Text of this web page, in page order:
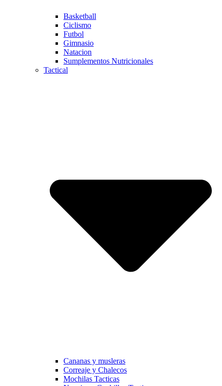
Basketball
Ciclismo
Futbol
Gimnasio
Natacion
Sumplementos Nutricionales
Tactical
Cananas y musleras
Correaje y Chalecos
Mochilas Tacticas